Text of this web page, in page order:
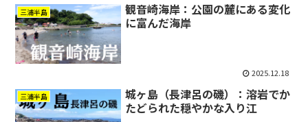
三浦半島
観音崎海岸：公園の麓にある変化
に富んだ海岸
2025.12.18
三浦半島
城ヶ島（長津呂の磯）：溶岩でか
たどられた穏やかな入り江